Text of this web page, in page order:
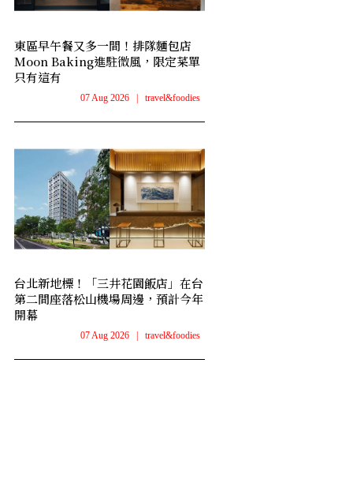
東區早午餐又多一間！排隊麵包店
Moon Baking進駐微風，限定菜單
只有這有
07 Aug 2026 travel&foodies
台北新地標！「三井花園飯店」在台
第二間座落松山機場周邊，預計今年
開幕
07 Aug 2026 travel&foodies